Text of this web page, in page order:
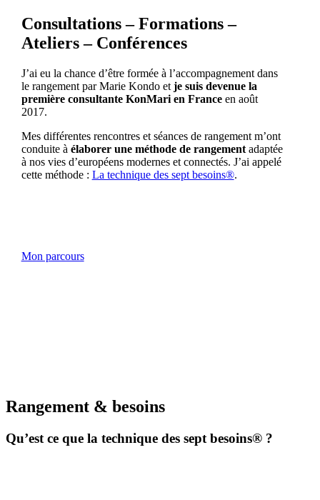
Consultations – Formations –
Ateliers – Conférences
J’ai eu la chance d’être formée à l’accompagnement dans
le rangement par Marie Kondo et je suis devenue la
première consultante KonMari en Franceen août
2017.
Mes différentes rencontres et séances de rangement m’ont
conduite à élaborer une méthode de rangementadaptée
à nos vies d’européens modernes et connectés. J’ai appelé
cette méthode : La technique des sept besoins®.
Mon parcours
Rangement & besoins
Qu’est ce que la technique des sept besoins® ?